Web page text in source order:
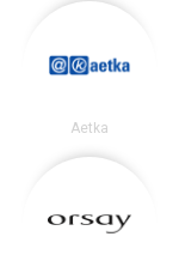
Aetka